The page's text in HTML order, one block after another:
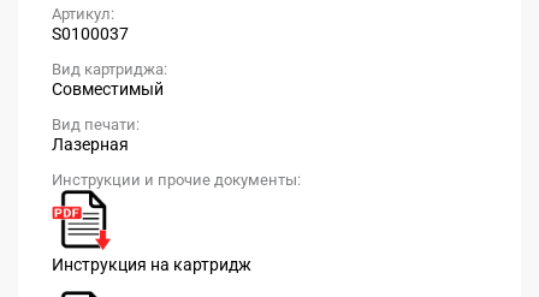
Артикул:
S0100037
Вид картриджа:
Совместимый
Вид печати:
Лазерная
Инструкции и прочие документы:
Инструкция на картридж